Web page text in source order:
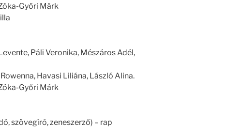
Győri Márk
Páli Veronika, Mészáros Adél,
Havasi Liliána, László Alina.
Győri Márk
szövegíró, zeneszerző) – rap